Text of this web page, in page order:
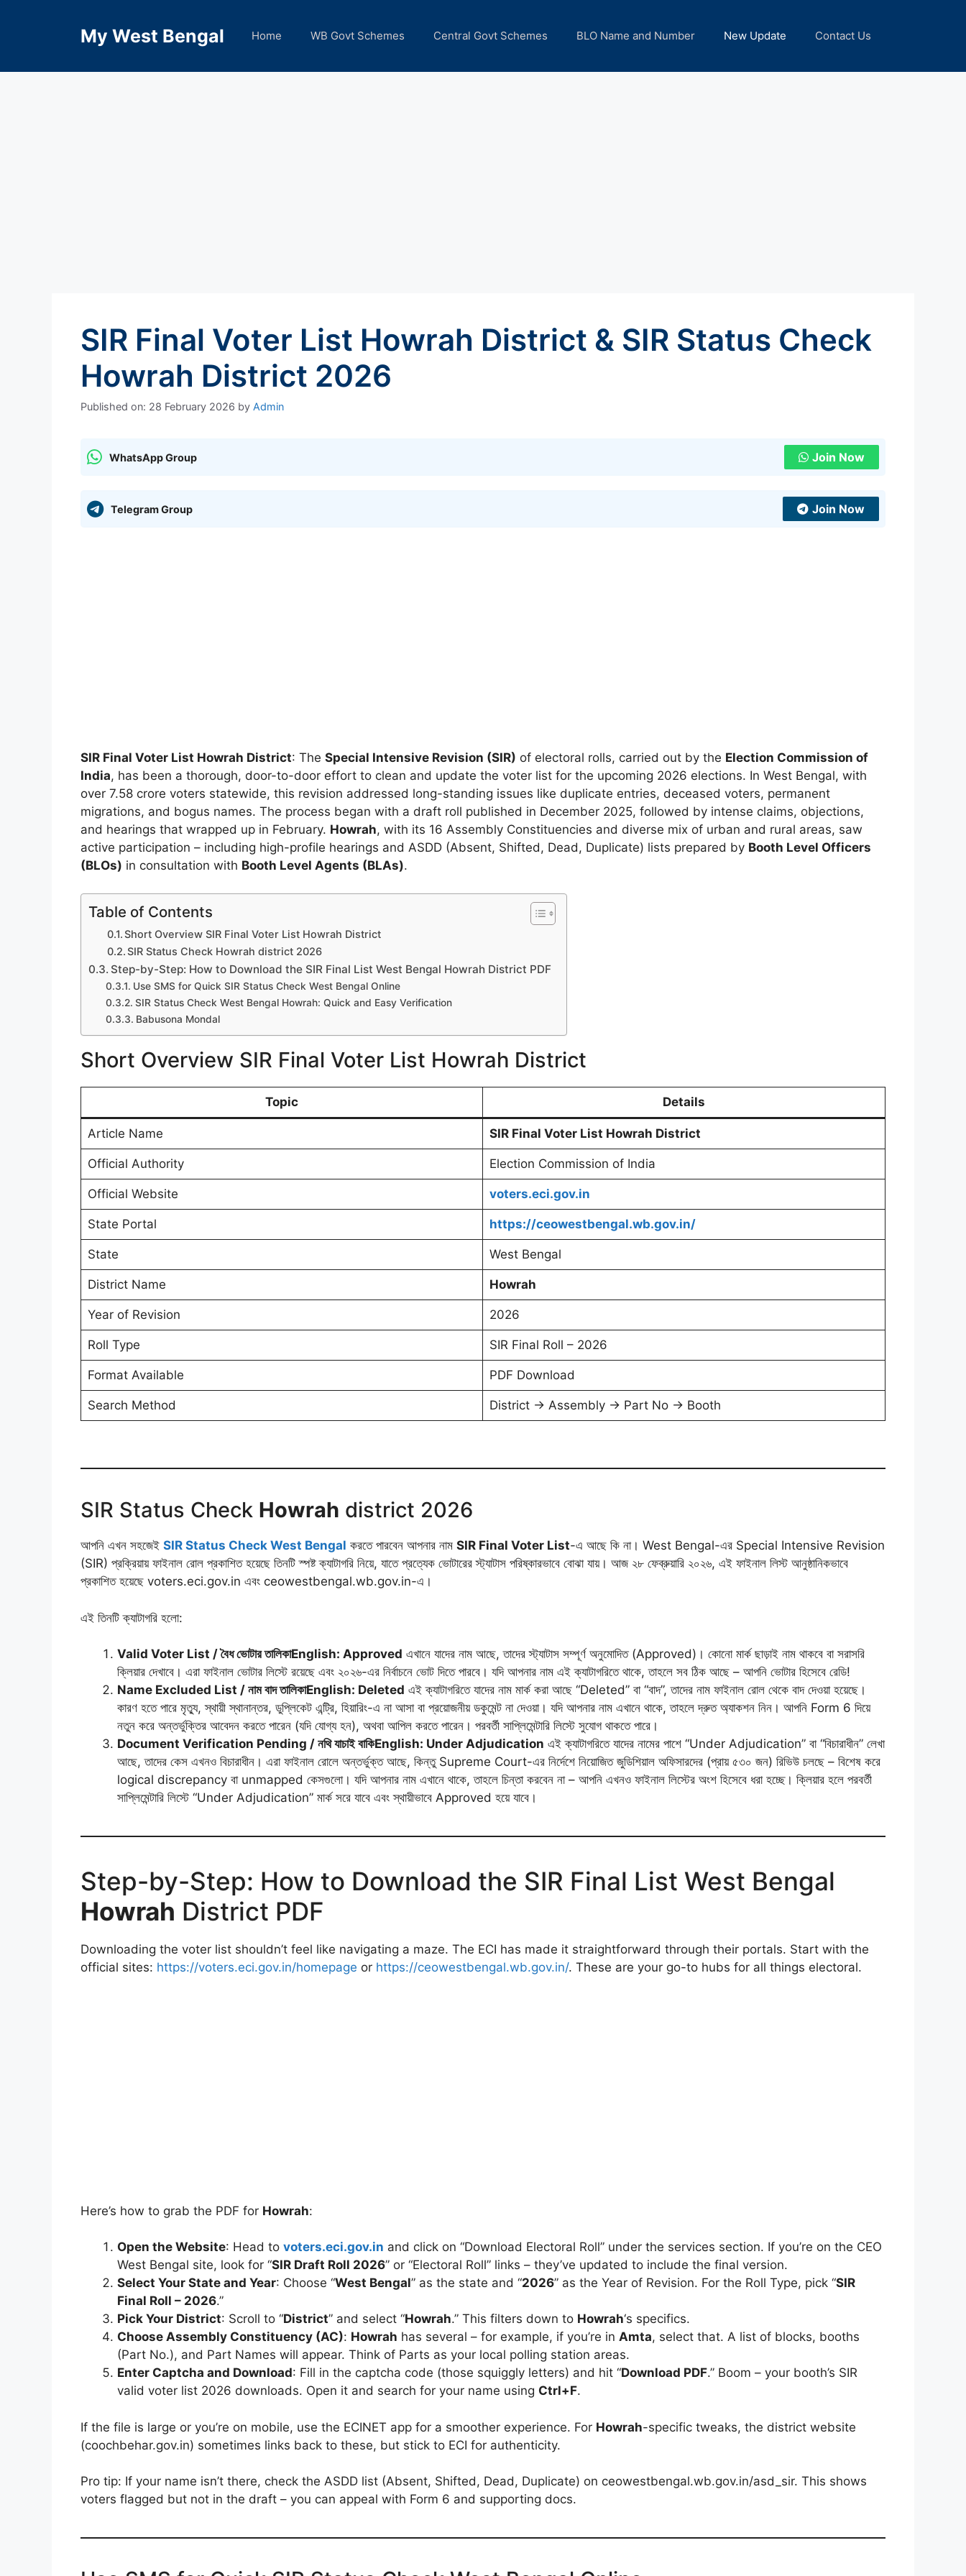
My West Bengal Home WB Govt Schemes Central Govt Schemes BLO Name and Number New Update Contact Us
SIR Final Voter List Howrah District & SIR Status Check
Howrah District 2026
Published on: 28 February 2026 by Admin
WhatsApp Group Join Now
Telegram Group Join Now
SIR Final Voter List Howrah District: The Special Intensive Revision (SIR) of electoral rolls, carried out by the Election Commission of
India, has been a thorough, door-to-door effort to clean and update the voter list for the upcoming 2026 elections. In West Bengal, with
over 7.58 crore voters statewide, this revision addressed long-standing issues like duplicate entries, deceased voters, permanent
migrations, and bogus names. The process began with a draft roll published in December 2025, followed by intense claims, objections,
and hearings that wrapped up in February. Howrah, with its 16 Assembly Constituencies and diverse mix of urban and rural areas, saw
active participation – including high-profile hearings and ASDD (Absent, Shifted, Dead, Duplicate) lists prepared by Booth Level Officers
(BLOs) in consultation with Booth Level Agents (BLAs).
Table of Contents
Short Overview SIR Final Voter List Howrah District
SIR Status Check Howrah district 2026
Step-by-Step: How to Download the SIR Final List West Bengal Howrah District PDF
Use SMS for Quick SIR Status Check West Bengal Online
SIR Status Check West Bengal Howrah: Quick and Easy Verification
Babusona Mondal
Short Overview SIR Final Voter List Howrah District
Topic Details
Article Name SIR Final Voter List Howrah District
Official Authority Election Commission of India
Official Website voters.eci.gov.in
State Portal https://ceowestbengal.wb.gov.in/
State West Bengal
District Name Howrah
Year of Revision 2026
Roll Type SIR Final Roll – 2026
Format Available PDF Download
Search Method District → Assembly → Part No → Booth
SIR Status Check Howrah district 2026
আপনি এখন সহজেই SIR Status Check West Bengal করতে পারবেন আপনার নাম SIR Final Voter List-এ আছে কি না। West Bengal-এর Special Intensive Revision
(SIR) প্রক্রিয়ায় ফাইনাল রোল প্রকাশিত হয়েছে তিনটি স্পষ্ট ক্যাটাগরি নিয়ে, যাতে প্রত্যেক ভোটারের স্ট্যাটাস পরিষ্কারভাবে বোঝা যায়। আজ ২৮ ফেব্রুয়ারি ২০২৬, এই ফাইনাল লিস্ট আনুষ্ঠানিকভাবে
প্রকাশিত হয়েছে voters.eci.gov.in এবং ceowestbengal.wb.gov.in-এ।
এই তিনটি ক্যাটাগরি হলো:
Valid Voter List / বৈধ ভোটার তালিকাEnglish: Approved এখানে যাদের নাম আছে, তাদের স্ট্যাটাস সম্পূর্ণ অনুমোদিত (Approved)। কোনো মার্ক ছাড়াই নাম থাকবে বা সরাসরি
ক্লিয়ার দেখাবে। এরা ফাইনাল ভোটার লিস্টে রয়েছে এবং ২০২৬-এর নির্বাচনে ভোট দিতে পারবে। যদি আপনার নাম এই ক্যাটাগরিতে থাকে, তাহলে সব ঠিক আছে – আপনি ভোটার হিসেবে রেডি!
Name Excluded List / নাম বাদ তালিকাEnglish: Deleted এই ক্যাটাগরিতে যাদের নাম মার্ক করা আছে “Deleted” বা “বাদ”, তাদের নাম ফাইনাল রোল থেকে বাদ দেওয়া হয়েছে।
কারণ হতে পারে মৃত্যু, স্থায়ী স্থানান্তর, ডুপ্লিকেট এন্ট্রি, হিয়ারিং-এ না আসা বা প্রয়োজনীয় ডকুমেন্ট না দেওয়া। যদি আপনার নাম এখানে থাকে, তাহলে দ্রুত অ্যাকশন নিন। আপনি Form 6 দিয়ে
নতুন করে অন্তর্ভুক্তির আবেদন করতে পারেন (যদি যোগ্য হন), অথবা আপিল করতে পারেন। পরবর্তী সাপ্লিমেন্টারি লিস্টে সুযোগ থাকতে পারে।
Document Verification Pending / নথি যাচাই বাকিEnglish: Under Adjudication এই ক্যাটাগরিতে যাদের নামের পাশে “Under Adjudication” বা “বিচারাধীন” লেখা
আছে, তাদের কেস এখনও বিচারাধীন। এরা ফাইনাল রোলে অন্তর্ভুক্ত আছে, কিন্তু Supreme Court-এর নির্দেশে নিয়োজিত জুডিশিয়াল অফিসারদের (প্রায় ৫৩০ জন) রিভিউ চলছে – বিশেষ করে
logical discrepancy বা unmapped কেসগুলো। যদি আপনার নাম এখানে থাকে, তাহলে চিন্তা করবেন না – আপনি এখনও ফাইনাল লিস্টের অংশ হিসেবে ধরা হচ্ছে। ক্লিয়ার হলে পরবর্তী
সাপ্লিমেন্টারি লিস্টে “Under Adjudication” মার্ক সরে যাবে এবং স্থায়ীভাবে Approved হয়ে যাবে।
Step-by-Step: How to Download the SIR Final List West Bengal
Howrah District PDF
Downloading the voter list shouldn’t feel like navigating a maze. The ECI has made it straightforward through their portals. Start with the
official sites: https://voters.eci.gov.in/homepage or https://ceowestbengal.wb.gov.in/. These are your go-to hubs for all things electoral.
Here’s how to grab the PDF for Howrah:
Open the Website: Head to voters.eci.gov.in and click on “Download Electoral Roll” under the services section. If you’re on the CEO
West Bengal site, look for “SIR Draft Roll 2026” or “Electoral Roll” links – they’ve updated to include the final version.
Select Your State and Year: Choose “West Bengal” as the state and “2026” as the Year of Revision. For the Roll Type, pick “SIR
Final Roll – 2026.”
Pick Your District: Scroll to “District” and select “Howrah.” This filters down to Howrah‘s specifics.
Choose Assembly Constituency (AC): Howrah has several – for example, if you’re in Amta, select that. A list of blocks, booths
(Part No.), and Part Names will appear. Think of Parts as your local polling station areas.
Enter Captcha and Download: Fill in the captcha code (those squiggly letters) and hit “Download PDF.” Boom – your booth’s SIR
valid voter list 2026 downloads. Open it and search for your name using Ctrl+F.
If the file is large or you’re on mobile, use the ECINET app for a smoother experience. For Howrah-specific tweaks, the district website
(coochbehar.gov.in) sometimes links back to these, but stick to ECI for authenticity.
Pro tip: If your name isn’t there, check the ASDD list (Absent, Shifted, Dead, Duplicate) on ceowestbengal.wb.gov.in/asd_sir. This shows
voters flagged but not in the draft – you can appeal with Form 6 and supporting docs.